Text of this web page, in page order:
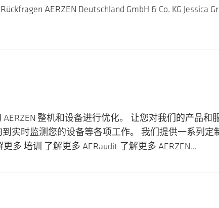
AERZEN Deutschland GmbH & Co. KG Jessica
整机和设备进行优化。 让您对我们的产品和
实时监测您的设备等各项工作。 我们提供一系列
多 培训 了解更多 AERaudit 了解更多 AERZEN…